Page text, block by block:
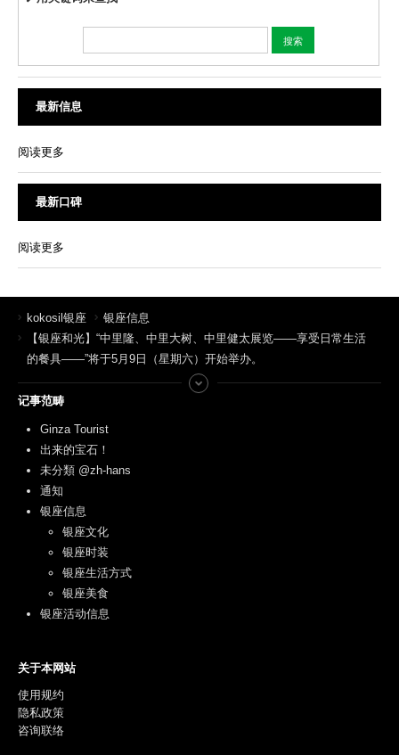
最新信息
阅读更多
最新口碑
阅读更多
kokosil银座
银座信息
【银座和光】“中里隆、中里大树、中里健太展览——享受日常生活
的餐具——”将于5月9日（星期六）开始举办。
记事范畴
Ginza Tourist
出来的宝石！
未分類 @zh-hans
通知
银座信息
银座文化
银座时装
银座生活方式
银座美食
银座活动信息
关于本网站
使用规约
隐私政策
咨询联络